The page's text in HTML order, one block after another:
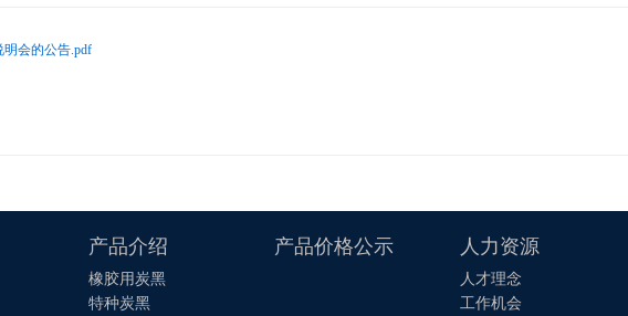
明会的公告.pdf
产品介绍
橡胶用炭黑
特种炭黑
产品价格公示 人力资源
人才理念
工作机会